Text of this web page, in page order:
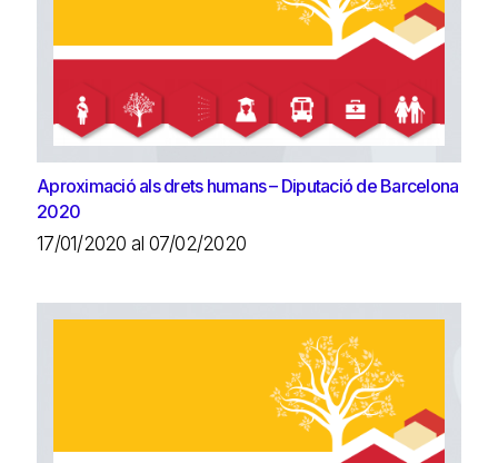
Aproximació als drets humans – Diputació de Barcelona
2020
17/01/2020 al 07/02/2020